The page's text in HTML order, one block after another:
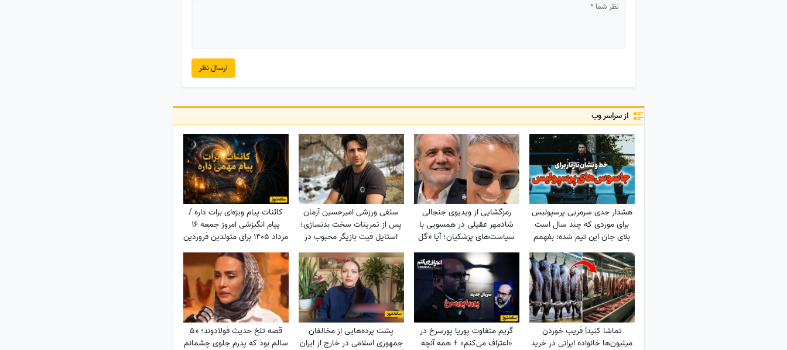
ارسال نظر
از سراسر وب
هشدار جدی سرمربی پرسپولیس
برای موردی که چند سال است
بلای جان این تیم شده: بفهمم
برخورد جدی می‌کنم
رمزگشایی از ویدیوی جنجالی
شادمهر عقیلی در همسویی با
سیاست‌های پزشکیان؛ آیا «گل
یاس» بلیت برگشت به خانه
است؟
سلفی ورزشی امیرحسین آرمان
پس از تمرینات سخت بدنسازی؛
استایل فیت بازیگر محبوب در
باشگاه
کائنات پیام ویژه‌ای برات داره /
پیام انگیزشی امروز جمعه 16
مرداد 1405 برای متولدین فروردین
تا اسفند: امروز زمان درخشیدن
توست + ویدئو
تماشا کنید| فریب خوردن
میلیون‌ها خانواده ایرانی در خرید
گریم متفاوت پوریا پورسرخ در
«اعتراف می‌کنم» + همه آنچه
پشت پرده‌هایی از مخالفان
جمهوری اسلامی در خارج از ایران
قصه تلخ حدیث فولادوند؛ «5
سالم بود که پدرم جلوی چشمانم